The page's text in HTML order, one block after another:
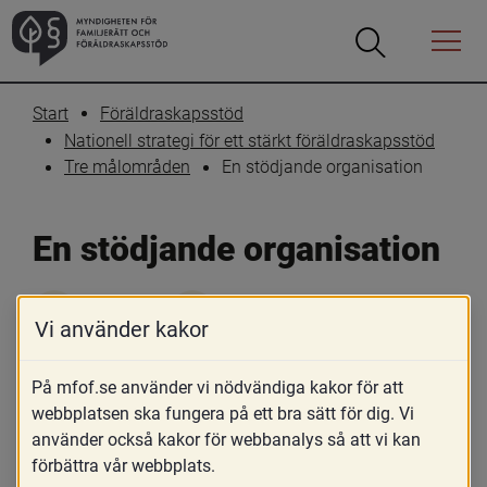
Öppna
Öppna
Menyn
Start
Föräldraskapsstöd
Nationell strategi för ett stärkt föräldraskapsstöd
Tre målområden
En stödjande organisation
En stödjande organisation
långsiktigt arbete behöver
föräldraskapsstödsområdet organiseras
på ett stödjande och effektivt sätt på
Vi använder kakor
På mfof.se använder vi nödvändiga kakor för att
webbplatsen ska fungera på ett bra sätt för dig. Vi
använder också kakor för webbanalys så att vi kan
förbättra vår webbplats.